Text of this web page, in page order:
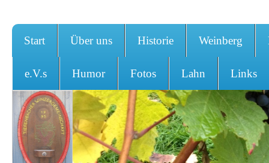
Start Über uns Historie Weinberg
e.V.s Humor Fotos Lahn Links